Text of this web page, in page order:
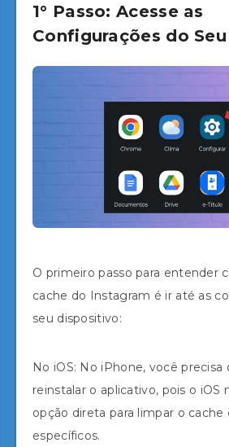
1° Passo: Acesse as
Configurações do
O primeiro passo para entender
cache do Instagram é ir até as
seu dispositivo:
No iOS: No iPhone, você precisa
reinstalar o aplicativo, pois o iOS
opção direta para limpar o cache
específicos.